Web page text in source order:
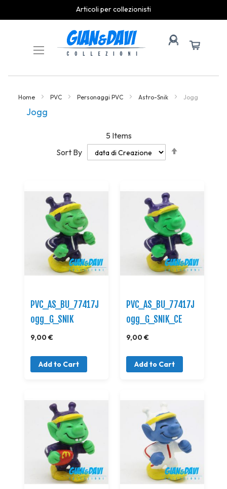
Articoli per collezionisti
Content
Home PVC Personaggi PVC Astro-Snik Jogg
Jogg
5Items
Sort By
PVC_AS_BU_77417J
ogg_G_SNIK
9,00 €
Add to Cart
PVC_AS_BU_77417J
ogg_G_SNIK_CE
9,00 €
Add to Cart